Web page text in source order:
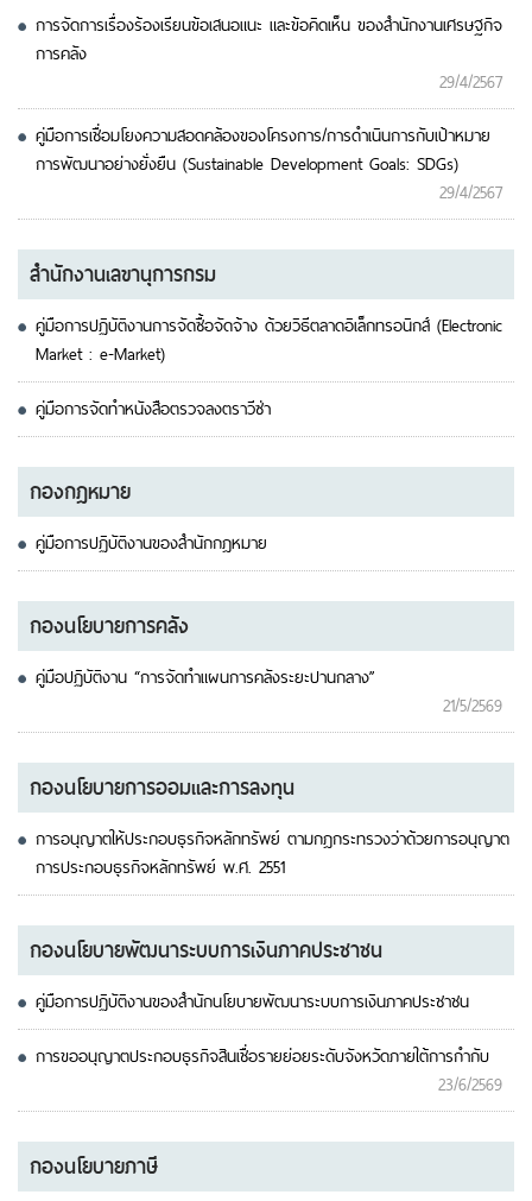
การจัดการเรื่องร้องเรียนข้อเสนอแนะ และข้อคิดเห็น ของสำนักงานเศรษฐกิจ
การคลัง
29/4/2567
คู่มือการเชื่อมโยงความสอดคล้องของโครงการ/การดำเนินการกับเป้าหมาย
การพัฒนาอย่างยั่งยืน (Sustainable Development Goals: SDGs)
29/4/2567
สำนักงานเลขานุการกรม
คู่มือการปฏิบัติงานการจัดซื้อจัดจ้าง ด้วยวิธีตลาดอิเล็กทรอนิกส์ (Electronic
Market : e-Market)
คู่มือการจัดทำหนังสือตรวจลงตราวีซ่า
กองกฎหมาย
คู่มือการปฏิบัติงานของสำนักกฎหมาย
กองนโยบายการคลัง
คู่มือปฏิบัติงาน “การจัดทำแผนการคลังระยะปานกลาง”
21/5/2569
กองนโยบายการออมและการลงทุน
การอนุญาตให้ประกอบธุรกิจหลักทรัพย์ ตามกฎกระทรวงว่าด้วยการอนุญาต
การประกอบธุรกิจหลักทรัพย์ พ.ศ. 2551
กองนโยบายพัฒนาระบบการเงินภาคประชาชน
คู่มือการปฏิบัติงานของสำนักนโยบายพัฒนาระบบการเงินภาคประชาชน
การขออนุญาตประกอบธุรกิจสินเชื่อรายย่อยระดับจังหวัดภายใต้การกำกับ
23/6/2569
กองนโยบายภาษี